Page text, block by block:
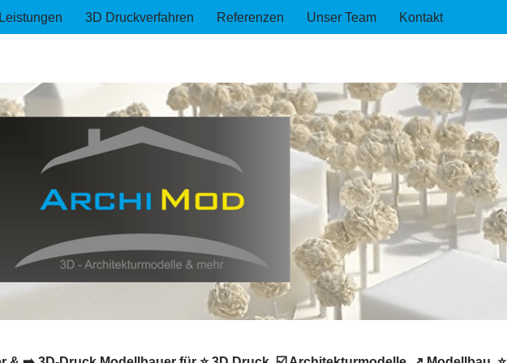
Leistungen 3D Druckverfahren Referenzen Unser Team Kontakt